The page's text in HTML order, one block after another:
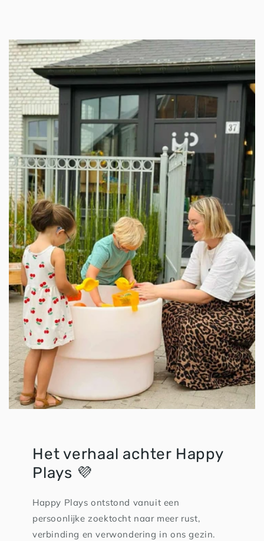
Het verhaal achter Happy
Plays 💜
Happy Plays ontstond vanuit een
persoonlijke zoektocht naar meer rust,
verbinding en verwondering in ons gezin.